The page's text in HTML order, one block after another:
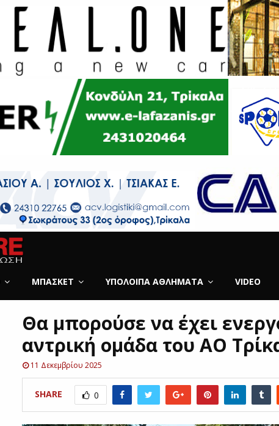
ΜΠΆΣΚΕΤ ΥΠΌΛΟΙΠΑ ΑΘΛΉΜΑΤΑ VIDEO
Θα μπορούσε να έχει
αντρική ομάδα του ΑΟ
11 Δεκεμβρίου 2025
SHARE 0